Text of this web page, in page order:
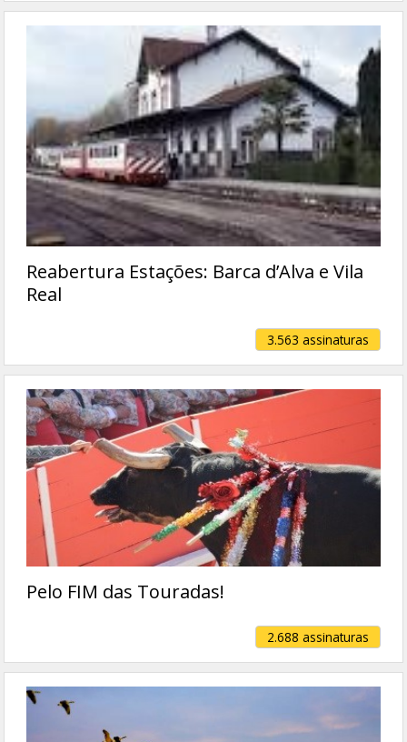
Reabertura Estações: Barca d’Alva e Vila
Real
3.563 assinaturas
Pelo FIM das Touradas!
2.688 assinaturas